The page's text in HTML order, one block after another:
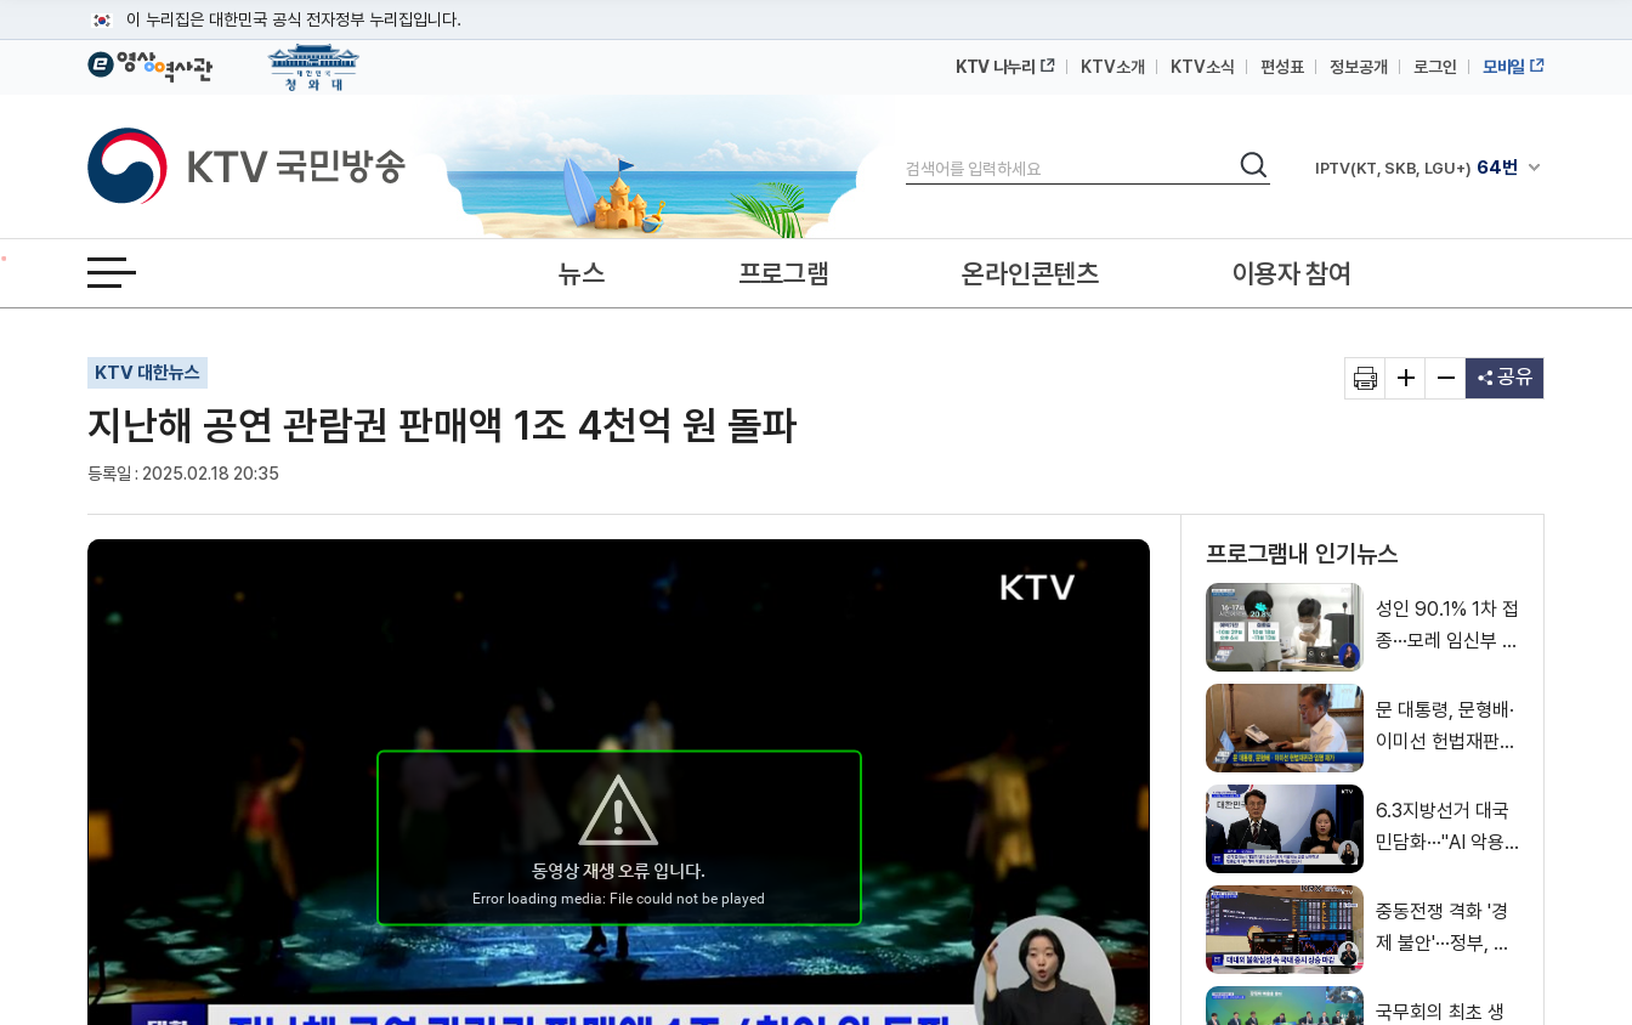
이 누리집은 대한민국 공식 전자정부 누리집입니다.
공식 누리집 주소 확인하기
이밖에 or.kr 또는 .kr등 다른 도메인 주소를 사용하고 있다면 아래 URL에서 도메인 주소를 확인해 보세요
운영중인 공식 누리집보기
KTV 나누리 KTV소개 KTV소식 편성표 정보공개 로그인 모바일
KTV국민방송
검색
검색 채널안내 펼쳐
IPTV(KT, SKB, LGU+) 64번
IPTV(KT, SKB, LGU+)
전체메뉴 열기 뉴스 프로그램 온라인콘텐츠 이용자 참여
KTV 대한뉴스
지난해 공연 관람권 판매액 1조 4천억 원 돌파
등록일 : 2025.02.18 20:35
기사인쇄
글자확대
글자축소 공유
프로그램내 인기뉴스
성인 90.1% 1차 접
종···모레 임신부 사
문 대통령, 문형배·
이미선 헌법재판관
6.3지방선거 대국
민담화···"AI 악용
중동전쟁 격화 '경
제 불안'···정부, 금
소화
국무회의 최초 생